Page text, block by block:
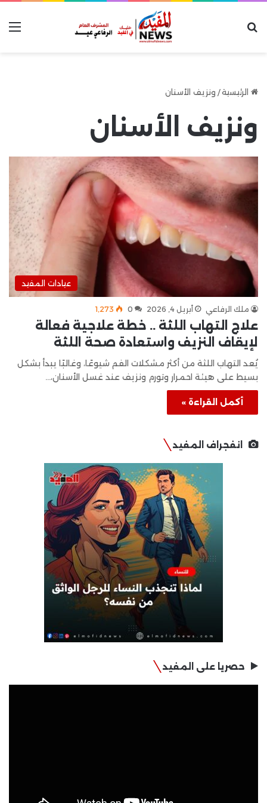
الرئيسية/ ونزيف الأسنان
ونزيف الأسنان
عيادات المفيد
ملك الرفاعي أبريل 4, 2026 0 1٬273
علاج التهاب اللثة .. خطة علاجية فعالة
لإيقاف النزيف واستعادة صحة اللثة
يُعد التهاب اللثة من أكثر مشكلات الفم شيوعًا، وغالبًا يبدأ بشكل
بسيط على هيئة احمرار وتورم ونزيف عند غسل الأسنان،…
أكمل القراءة »
انفجراف المفيد
حصريا على المفيد